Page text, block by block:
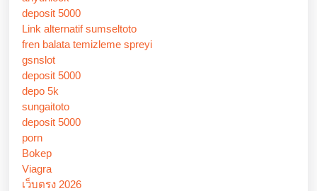
deposit 5000
Link alternatif sumseltoto
fren balata temizleme spreyi
gsnslot
deposit 5000
depo 5k
sungaitoto
deposit 5000
porn
Bokep
Viagra
เว็บตรง 2026